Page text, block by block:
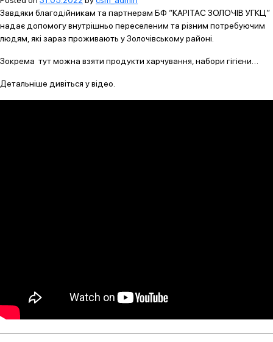
Завдяки благодійникам та партнерам БФ “КАРІТАС ЗОЛОЧІВ УГКЦ”
надає допомогу внутрішньо переселеним та різним потребуючим
людям, які зараз проживають у Золочівському районі.
Зокрема тут можна взяти продукти харчування, набори гігієни…
Детальніше дивіться у відео.